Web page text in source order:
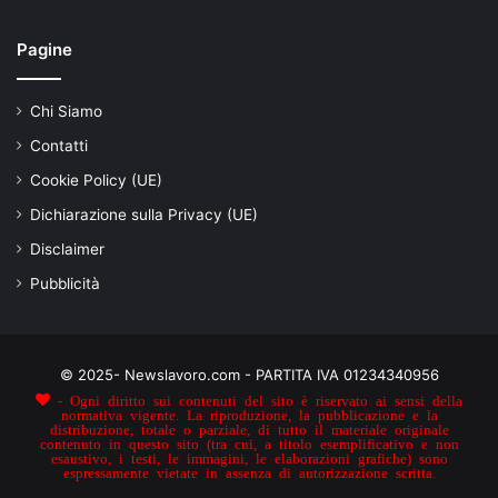
Pagine
Chi Siamo
Contatti
Cookie Policy (UE)
Dichiarazione sulla Privacy (UE)
Disclaimer
Pubblicità
© 2025- Newslavoro.com - PARTITA IVA 01234340956
- Ogni diritto sui contenuti del sito è riservato ai sensi della
normativa vigente. La riproduzione, la pubblicazione e la
distribuzione, totale o parziale, di tutto il materiale originale
contenuto in questo sito (tra cui, a titolo esemplificativo e non
esaustivo, i testi, le immagini, le elaborazioni grafiche) sono
espressamente vietate in assenza di autorizzazione scritta.